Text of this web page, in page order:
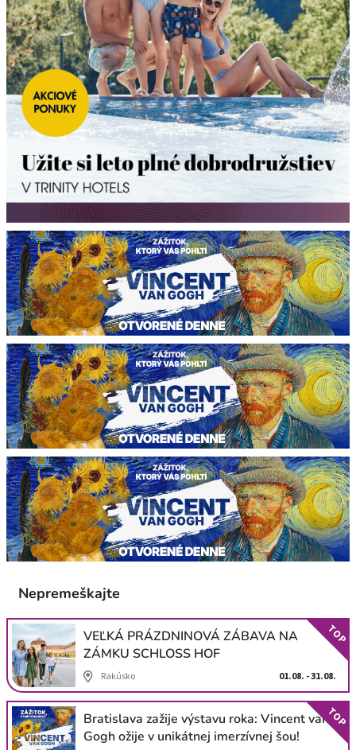
Nepremeškajte
VEĽKÁ PRÁZDNINOVÁ ZÁBAVA NA
ZÁMKU SCHLOSS HOF
Rakúsko 01.08. - 31.08.
TOP
Bratislava zažije výstavu roka: Vincent van
Gogh ožije v unikátnej imerzívnej šou!
TOP